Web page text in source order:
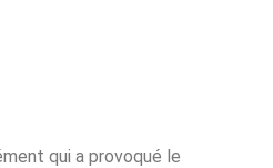
qui a provoqué le